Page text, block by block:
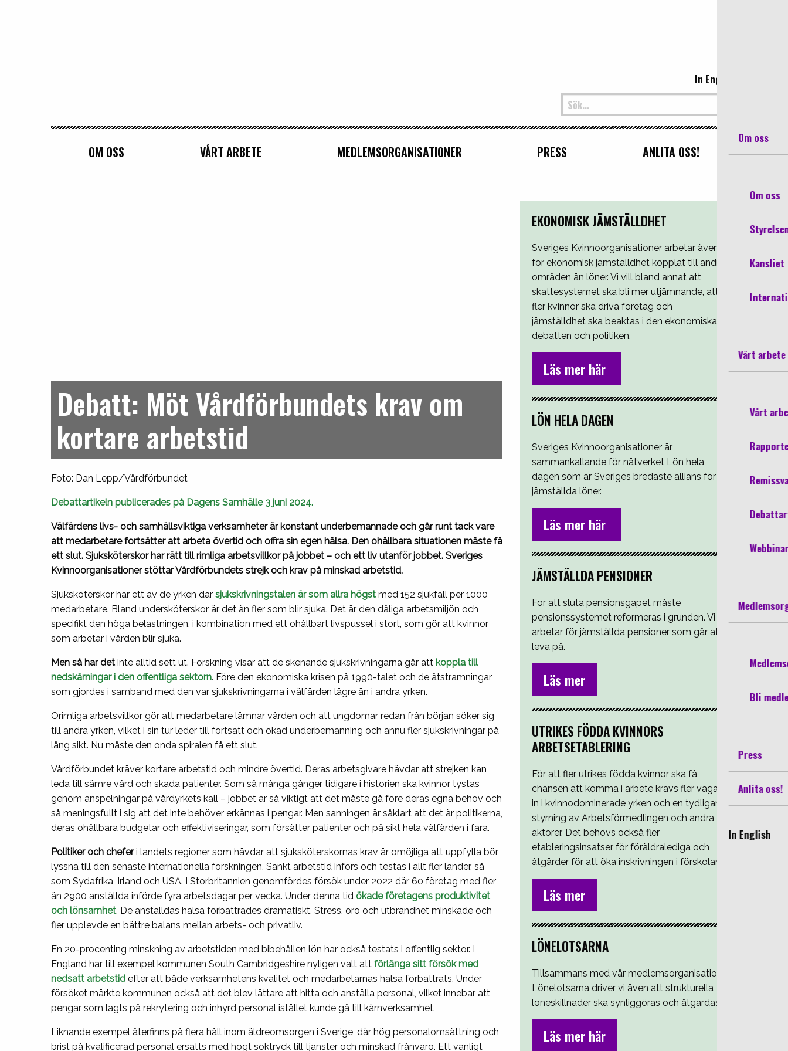
Om oss
Om oss
Kansliet
Vårt arbete
Vårt
Bli
Press
Anlita oss!
In English
In English
OM OSS VÅRT ARBETE MEDLEMSORGANISATIONER PRESS ANLITA OSS!
Debatt: Möt Vårdförbundets krav om
kortare arbetstid
Foto: Dan Lepp/Vårdförbundet
Debattartikeln publicerades på Dagens Samhälle 3 juni 2024.
Välfärdens livs- och samhällsviktiga verksamheter är konstant underbemannade och går runt tack vare
att medarbetare fortsätter att arbeta övertid och offra sin egen hälsa. Den ohållbara situationen måste få
ett slut. Sjuksköterskor har rätt till rimliga arbetsvillkor på jobbet – och ett liv utanför jobbet. Sveriges
Kvinnoorganisationer stöttar Vårdförbundets strejk och krav på minskad arbetstid.
Sjuksköterskor har ett av de yrken där sjukskrivningstalen är som allra högst med 152 sjukfall per 1000
medarbetare. Bland undersköterskor är det än fler som blir sjuka. Det är den dåliga arbetsmiljön och
specifikt den höga belastningen, i kombination med ett ohållbart livspussel i stort, som gör att kvinnor
som arbetar i vården blir sjuka.
Men så har det inte alltid sett ut. Forskning visar att de skenande sjukskrivningarna går att koppla till
nedskärningar i den offentliga sektorn. Före den ekonomiska krisen på 1990-talet och de åtstramningar
som gjordes i samband med den var sjukskrivningarna i välfärden lägre än i andra yrken.
Orimliga arbetsvillkor gör att medarbetare lämnar vården och att ungdomar redan från början söker sig
till andra yrken, vilket i sin tur leder till fortsatt och ökad underbemanning och ännu fler sjukskrivningar på
lång sikt. Nu måste den onda spiralen få ett slut.
Vårdförbundet kräver kortare arbetstid och mindre övertid. Deras arbetsgivare hävdar att strejken kan
leda till sämre vård och skada patienter. Som så många gånger tidigare i historien ska kvinnor tystas
genom anspelningar på vårdyrkets kall – jobbet är så viktigt att det måste gå före deras egna behov och
så meningsfullt i sig att det inte behöver erkännas i pengar. Men sanningen är såklart att det är politikerna,
deras ohållbara budgetar och effektiviseringar, som försätter patienter och på sikt hela välfärden i fara.
Politiker och cheferi landets regioner som hävdar att sjuksköterskornas krav är omöjliga att uppfylla bör
lyssna till den senaste internationella forskningen. Sänkt arbetstid införs och testas i allt fler länder, så
som Sydafrika, Irland och USA. I Storbritannien genomfördes försök under 2022 där 60 företag med fler
än 2900 anställda införde fyra arbetsdagar per vecka. Under denna tid ökade företagens produktivitet
och lönsamhet. De anställdas hälsa förbättrades dramatiskt. Stress, oro och utbrändhet minskade och
fler upplevde en bättre balans mellan arbets- och privatliv.
En 20-procenting minskning av arbetstiden med bibehållen lön har också testats i offentlig sektor. I
England har till exempel kommunen South Cambridgeshire nyligen valt att förlänga sitt försök med
nedsatt arbetstid efter att både verksamhetens kvalitet och medarbetarnas hälsa förbättrats. Under
försöket märkte kommunen också att det blev lättare att hitta och anställa personal, vilket innebar att
pengar som lagts på rekrytering och inhyrd personal istället kunde gå till kärnverksamhet.
Liknande exempel återfinns på flera håll inom äldreomsorgen i Sverige, där hög personalomsättning och
brist på kvalificerad personal ersatts med högt söktryck till tjänster och minskad frånvaro. Ett vanligt
EKONOMISK JÄMSTÄLLDHET
Sveriges Kvinnoorganisationer arbetar även
för ekonomisk jämställdhet kopplat till andra
områden än löner. Vi vill bland annat att
skattesystemet ska bli mer utjämnande, att
fler kvinnor ska driva företag och
jämställdhet ska beaktas i den ekonomiska
debatten och politiken.
Läs mer här
LÖN HELA DAGEN
Sveriges Kvinnoorganisationer är
sammankallande för nätverket Lön hela
dagen som är Sveriges bredaste allians för
jämställda löner.
Läs mer här
JÄMSTÄLLDA PENSIONER
För att sluta pensionsgapet måste
pensionssystemet reformeras i grunden. Vi
arbetar för jämställda pensioner som går att
leva på.
Läs mer
UTRIKES FÖDDA KVINNORS
ARBETSETABLERING
För att fler utrikes födda kvinnor ska få
chansen att komma i arbete krävs fler vägar
in i kvinnodominerade yrken och en tydligare
styrning av Arbetsförmedlingen och andra
aktörer. Det behövs också fler
etableringsinsatser för föräldralediga och
åtgärder för att öka inskrivningen i förskolan.
Läs mer
LÖNELOTSARNA
Tillsammans med vår medlemsorganisation
Lönelotsarna driver vi även att strukturella
löneskillnader ska synliggöras och åtgärdas.
Läs mer här